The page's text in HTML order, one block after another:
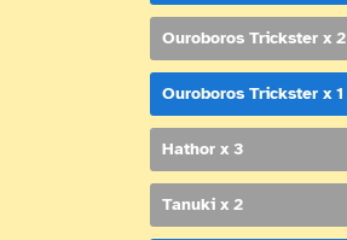
Ouroboros Trickster x 2
Ouroboros Trickster x 1
Hathor x 3
Tanuki x 2